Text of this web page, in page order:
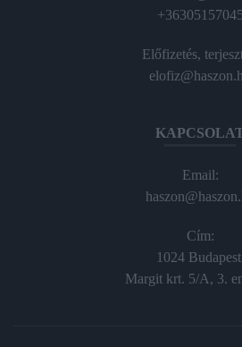
+36305157045
Előfizetés,
Email:
Cím:
1024
Margit krt. 5/A, 3.